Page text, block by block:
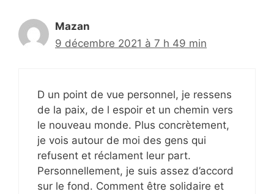
Mazan
9 décembre 2021 à 7 h 49 min
D un point de vue personnel, je ressens
de la paix, de l espoir et un chemin vers
le nouveau monde. Plus concrètement,
je vois autour de moi des gens qui
refusent et réclament leur part.
Personnellement, je suis assez d’accord
sur le fond. Comment être solidaire et